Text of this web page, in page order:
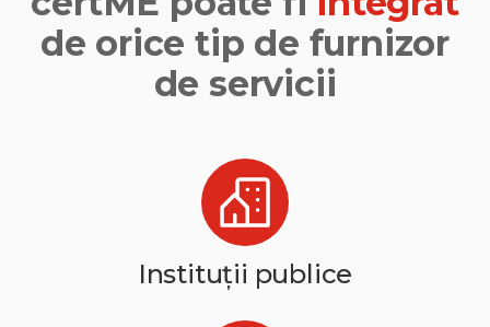
de orice tip de furnizor
de servicii
Instituții publice